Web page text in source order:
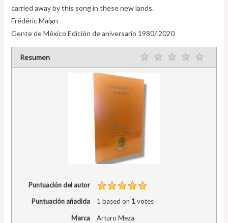
carried away by this song in these new lands.
Frédéric Maign
Gente de México Edición de aniversario 1980/ 2020
Resumen
Puntuación del autor
Puntuación añadida 1 based on 1votes
Marca Arturo Meza